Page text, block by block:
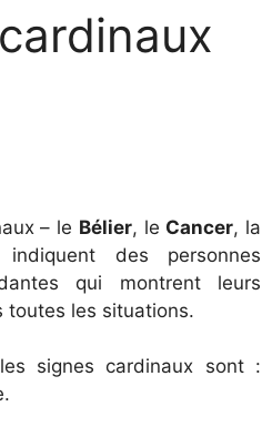
– le Bélier, le Cancer, la
des personnes
qui montrent leurs
toutes les situations.
signes cardinaux sont :